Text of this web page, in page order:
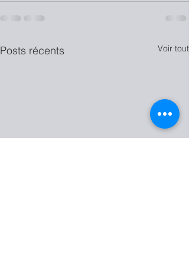
Posts récents Voir tout